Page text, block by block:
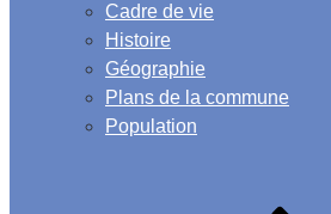
Cadre de vie
Histoire
Géographie
Plans de la commune
Population